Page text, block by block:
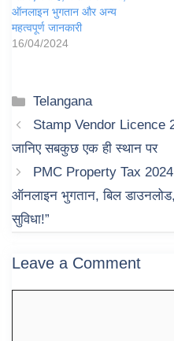
ऑनलाइन भुगतान और अन्य
महत्वपूर्ण जानकारी
16/04/2024
Categories
Telangana
Stamp Vendor Licence
जानिए सबकुछ एक ही स्थान पर
PMC Property Tax
ऑनलाइन भुगतान, बिल
सुविधा!”
Leave a Comment